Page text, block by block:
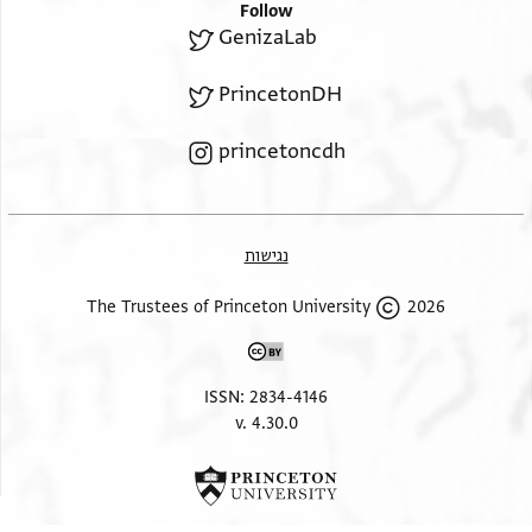
ענ]ד אלשיך
פי אלעשר אל[או]ל מחדש אלול
שנת אתקיב לשטרות
והכל שריר ובריר וקיי]ם
Follow
GenizaLab
PrincetonDH
princetoncdh
נגישות
2026 The Trustees of Princeton University
ISSN: 2834-4146
v. 4.30.0